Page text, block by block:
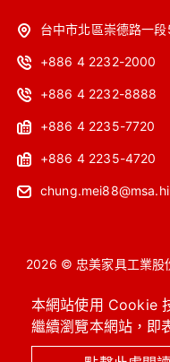
本網站使用 Cookie
繼續瀏覽本網站，即
台中市北區崇德路一
+886 4 2232-2000
+886 4 2232-8888
+886 4 2235-7720
+886 4 2235-4720
2026 © 忠美家具工業股
OA主管桌 工作站
系統櫥櫃 / 圖書館設備